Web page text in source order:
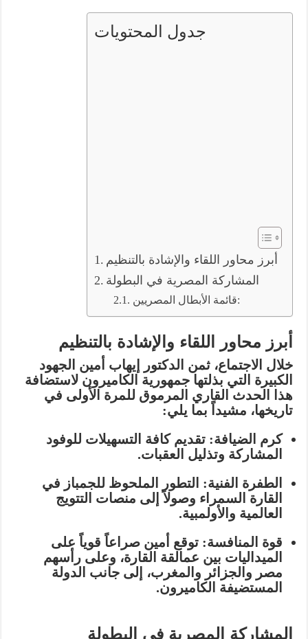
جدول المحتويات
أبرز محاور اللقاء والإشادة بالتنظيم
المشاركة المصرية في البطولة
قائمة الأبطال المصريين:
أبرز محاور اللقاء والإشادة بالتنظيم
خلال الاجتماع، ثمن الدكتور إيهاب أمين الجهود
الكبيرة التي بذلتها جمهورية الكاميرون لاستضافة
هذا الحدث القاري المرموق للمرة الأولى في
تاريخها، مشيداً بما يلي:
كرم الضيافة: تقديم كافة التسهيلات للوفود
المشاركة وتذليل العقبات.
الطفرة الفنية: التطور الملحوظ للجمباز في
القارة السمراء وصولاً إلى منصات التتويج
العالمية والأولمبية.
قوة المنافسة: توقع أمين صراعاً قوياً على
الميداليات بين عمالقة القارة، وعلى رأسهم
مصر والجزائر والمغرب، إلى جانب الدولة
المستضيفة الكاميرون.
المشاركة المصرية في البطولة